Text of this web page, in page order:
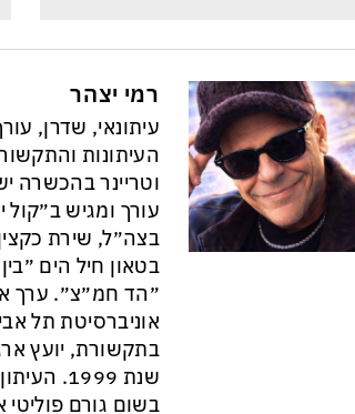
רמי יצהר
עיתונאי, שדרן,
וטריינר בהכשרה
עורך ומגיש
בצה״ל, שירת
בטאון חיל הים
״הד חמ״צ״. ערך
אוניברסיטת תל
בתקשורת, יועץ
שנת
בשום גורם פוליטי